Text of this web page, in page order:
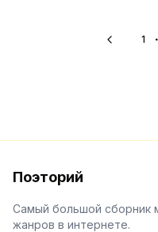
1
Поэторий
Самый большой сборник
жанров в интернете.